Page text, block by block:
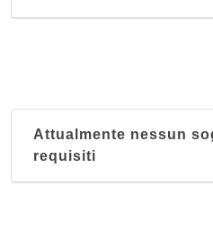
Attualmente nessun
requisiti